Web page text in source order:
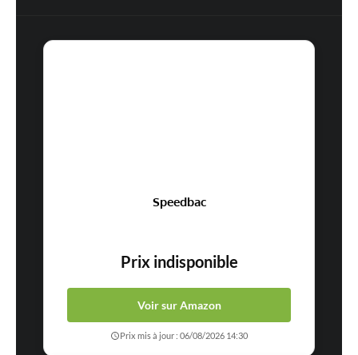
Speedbac
Prix indisponible
Voir sur Amazon
Prix mis à jour : 06/08/2026 14:30